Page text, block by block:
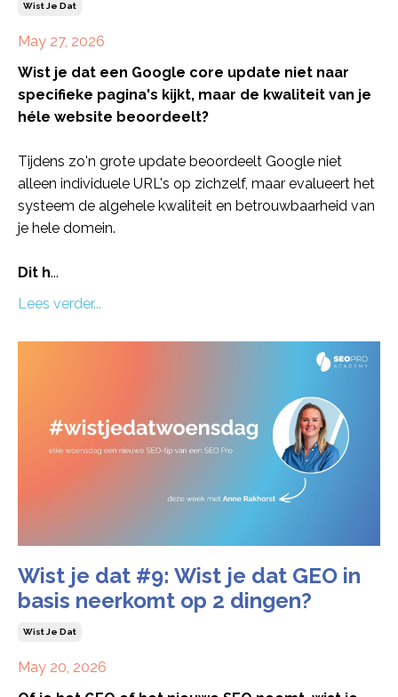
Wist Je Dat
May 27, 2026
Wist je dat een Google core update niet naar
specifieke pagina's kijkt, maar de kwaliteit van je
héle website beoordeelt?
Tijdens zo'n grote update beoordeelt Google niet
alleen individuele URL's op zichzelf, maar evalueert het
systeem de algehele kwaliteit en betrouwbaarheid van
je hele domein.
Dit h...
Lees verder...
Wist je dat #9: Wist je dat GEO in
basis neerkomt op 2 dingen?
Wist Je Dat
May 20, 2026